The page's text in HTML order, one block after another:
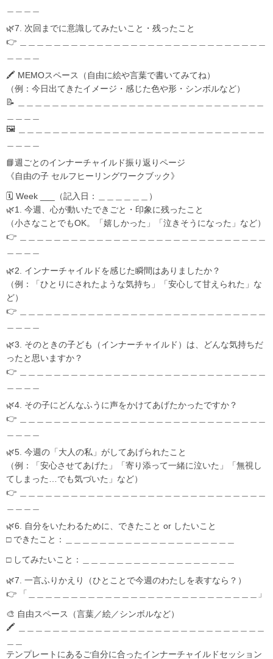
🌿7. 次回までに意識してみたいこと・残ったこと
👉 ＿＿＿＿＿＿＿＿＿＿＿＿＿＿＿＿＿＿＿＿＿＿＿＿＿＿＿＿＿
🖍 MEMOスペース（自由に絵や言葉で書いてみてね）
（例：今日出てきたイメージ・感じた色や形・シンボルなど）
📝 ＿＿＿＿＿＿＿＿＿＿＿＿＿＿＿＿＿＿＿＿＿＿＿＿＿＿＿＿＿
🖼️ ＿＿＿＿＿＿＿＿＿＿＿＿＿＿＿＿＿＿＿＿＿＿＿＿＿＿＿＿＿
📘週ごとのインナーチャイルド振り返りページ
《自由の子 セルフヒーリングワークブック》
🗓 Week ___（記入日：＿＿＿＿＿＿）
🌿1. 今週、心が動いたできごと・印象に残ったこと
（小さなことでもOK。「嬉しかった」「泣きそうになった」など）
👉 ＿＿＿＿＿＿＿＿＿＿＿＿＿＿＿＿＿＿＿＿＿＿＿＿＿＿＿＿＿
🌿2. インナーチャイルドを感じた瞬間はありましたか？
（例：「ひとりにされたような気持ち」「安心して甘えられた」な
ど）
👉 ＿＿＿＿＿＿＿＿＿＿＿＿＿＿＿＿＿＿＿＿＿＿＿＿＿＿＿＿＿
🌿3. そのときの子ども（インナーチャイルド）は、どんな気持ちだ
ったと思いますか？
👉 ＿＿＿＿＿＿＿＿＿＿＿＿＿＿＿＿＿＿＿＿＿＿＿＿＿＿＿＿＿
🌿4. その子にどんなふうに声をかけてあげたかったですか？
👉 ＿＿＿＿＿＿＿＿＿＿＿＿＿＿＿＿＿＿＿＿＿＿＿＿＿＿＿＿＿
🌿5. 今週の「大人の私」がしてあげられたこと
（例：「安心させてあげた」「寄り添って一緒に泣いた」「無視し
てしまった…でも気づいた」など）
👉 ＿＿＿＿＿＿＿＿＿＿＿＿＿＿＿＿＿＿＿＿＿＿＿＿＿＿＿＿＿
🌿6. 自分をいたわるために、できたこと or したいこと
□ できたこと：＿＿＿＿＿＿＿＿＿＿＿＿＿＿＿＿＿＿＿＿
□ してみたいこと：＿＿＿＿＿＿＿＿＿＿＿＿＿＿＿＿＿＿
🌿7. 一言ふりかえり（ひとことで今週のわたしを表すなら？）
👉 「＿＿＿＿＿＿＿＿＿＿＿＿＿＿＿＿＿＿＿＿＿＿＿＿＿＿＿」
🎨 自由スペース（言葉／絵／シンボルなど）
🖍️ ＿＿＿＿＿＿＿＿＿＿＿＿＿＿＿＿＿＿＿＿＿＿＿＿＿＿＿＿＿
テンプレートにあるご自分に合ったインナーチャイルドセッション